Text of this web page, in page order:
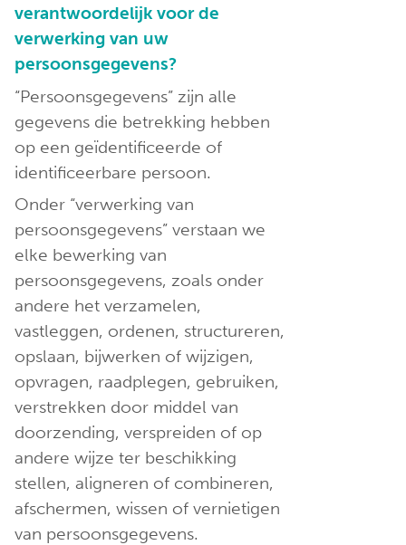
verantwoordelijk voor de
verwerking van uw
persoonsgegevens?
“Persoonsgegevens” zijn alle
gegevens die betrekking hebben
op een geïdentificeerde of
identificeerbare persoon.
Onder “verwerking van
persoonsgegevens” verstaan we
elke bewerking van
persoonsgegevens, zoals onder
andere het verzamelen,
vastleggen, ordenen, structureren,
opslaan, bijwerken of wijzigen,
opvragen, raadplegen, gebruiken,
verstrekken door middel van
doorzending, verspreiden of op
andere wijze ter beschikking
stellen, aligneren of combineren,
afschermen, wissen of vernietigen
van persoonsgegevens.